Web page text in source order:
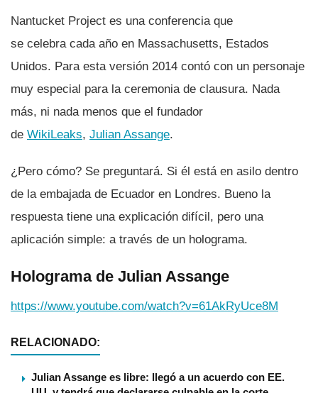
Nantucket Project es una conferencia que
se celebra cada año en Massachusetts, Estados
Unidos. Para esta versión 2014 contó con un personaje
muy especial para la ceremonia de clausura. Nada
más, ni nada menos que el fundador
de WikiLeaks, Julian Assange.
¿Pero cómo? Se preguntará. Si él está en asilo dentro
de la embajada de Ecuador en Londres. Bueno la
respuesta tiene una explicación difí­cil, pero una
aplicación simple: a través de un holograma.
Holograma de Julian Assange
https://www.youtube.com/watch?v=61AkRyUce8M
RELACIONADO:
Julian Assange es libre: llegó a un acuerdo con EE.